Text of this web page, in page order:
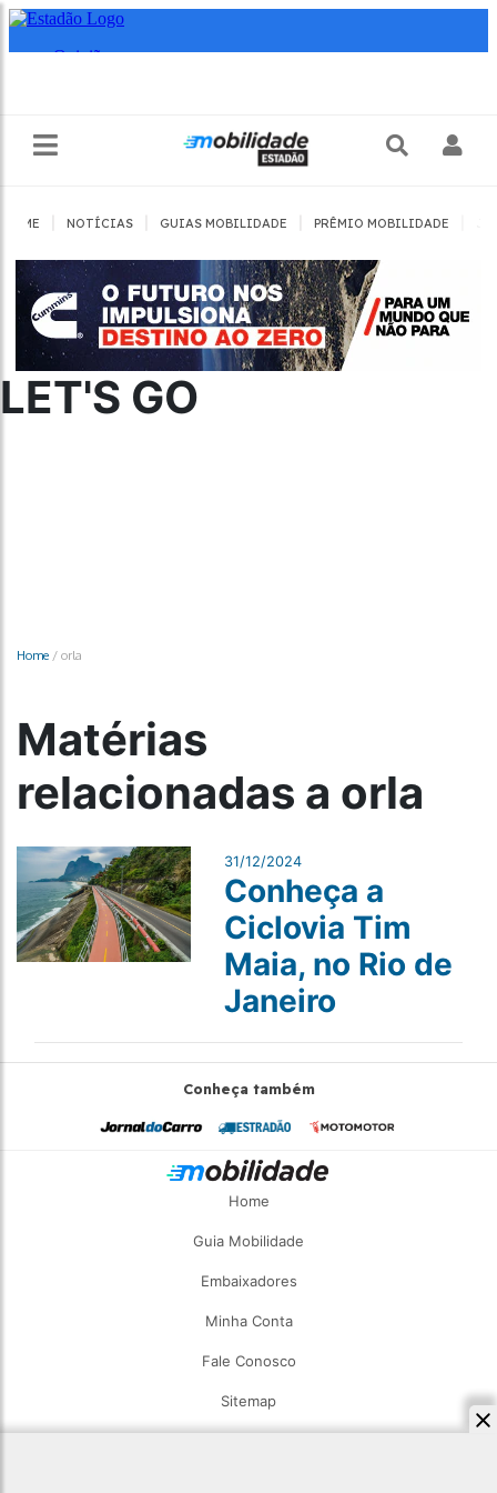
HOME NOTÍCIAS GUIAS MOBILIDADE PRÊMIO MOBILIDADE
LET'S GO
Home / orla
Matérias
relacionadas a orla
31/12/2024
Conheça a
Ciclovia Tim
Maia, no Rio de
Janeiro
Conheça também
Home
Guia Mobilidade
Embaixadores
Minha Conta
Fale Conosco
Sitemap